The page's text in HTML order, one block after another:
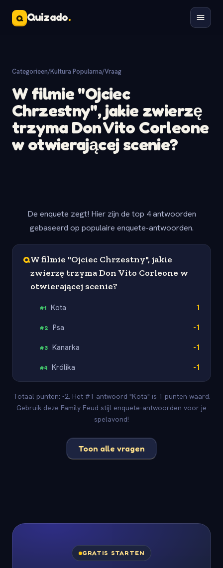
Q Quizado.
Categorieen/Kultura Popularna/Vraag
W filmie "Ojciec
Chrzestny", jakie zwierzę
trzyma Don Vito Corleone
w otwierającej scenie?
De enquete zegt! Hier zijn de top 4 antwoorden
gebaseerd op populaire enquete-antwoorden.
QW filmie "Ojciec Chrzestny", jakie
zwierzę trzyma Don Vito Corleone w
otwierającej scenie?
#1 Kota 1
#2 Psa -1
#3 Kanarka -1
#4 Królika -1
Totaal punten: -2. Het #1 antwoord "Kota" is 1 punten waard.
Gebruik deze Family Feud stijl enquete-antwoorden voor je
spelavond!
Toon alle vragen
GRATIS STARTEN